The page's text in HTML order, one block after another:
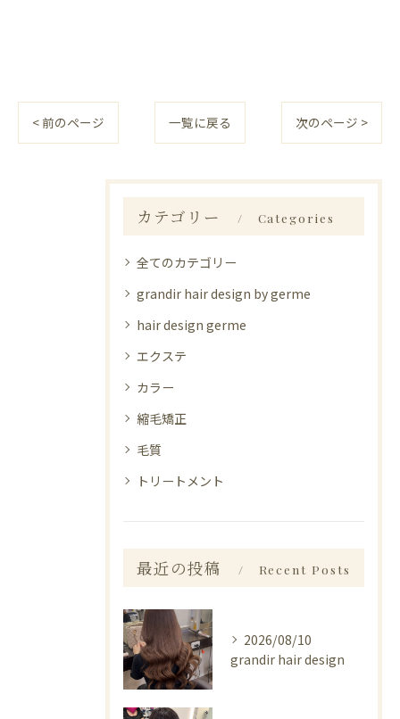
< 前のページ 一覧に戻る 次のページ >
カテゴリー Categories
全てのカテゴリー
grandir hair design by germe
hair design germe
エクステ
カラー
縮毛矯正
毛質
トリートメント
最近の投稿 Recent Posts
2026/08/10
grandir hair design